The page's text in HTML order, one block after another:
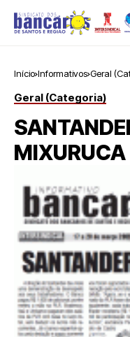
Início Informativos Geral
Geral (Categoria)
MIXURUCA